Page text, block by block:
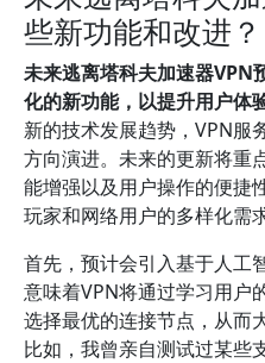
些新功能和改进？
未来逃离塔科夫加速器VPN
化的新功能，以提升用户体
新的技术发展趋势，VPN服
方向演进。未来的更新将重
能增强以及用户操作的便捷
玩家和网络用户的多样化需求
首先，预计会引入基于人工
意味着VPN将通过学习用户
选择最优的连接节点，从而
比如，我曾亲自测试过某些